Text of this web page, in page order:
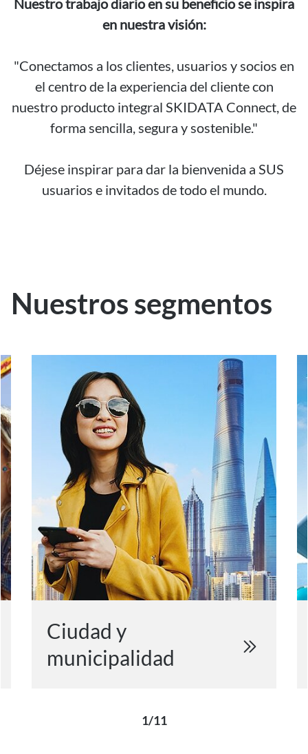
Nuestro trabajo diario en su beneficio se inspira
en nuestra visión:
"Conectamos a los clientes, usuarios y socios en
el centro de la experiencia del cliente con
nuestro producto integral SKIDATA Connect, de
forma sencilla, segura y sostenible."
Déjese inspirar para dar la bienvenida a SUS
usuarios e invitados de todo el mundo.
Nuestros segmentos
Ciudad y
municipalidad
1/11